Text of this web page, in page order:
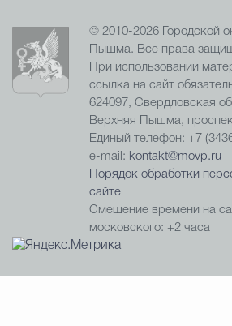
© 2010-2026 Городской
Пышма. Все права
При использовании
ссылка на сайт
624097, Свердловская
Верхняя Пышма,
Единый телефон: +7
e-mail: kontakt@movp.ru
Порядок обработки
сайте
Смещение времени на
московского: +2 часа